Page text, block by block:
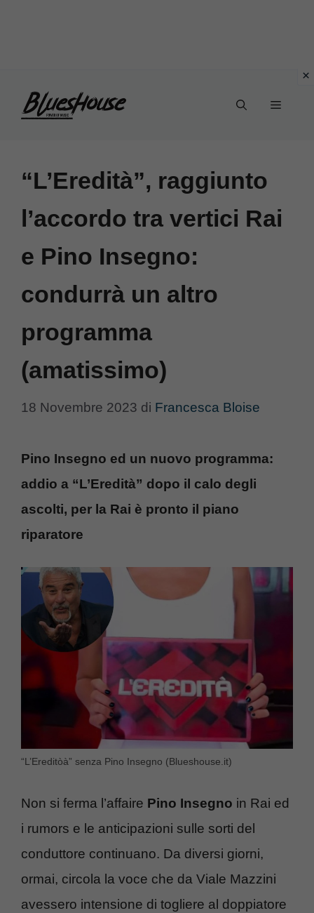
Menu
“L’Eredità”, raggiunto
l’accordo tra vertici Rai
e Pino Insegno:
condurrà un altro
programma
(amatissimo)
18 Novembre 2023 di Francesca Bloise
Pino Insegno ed un nuovo programma:
addio a “L’Eredità” dopo il calo degli
ascolti, per la Rai è pronto il piano
riparatore
“L’Ereditòà” senza Pino Insegno (Blueshouse.it)
Non si ferma l’affaire Pino Insegno in Rai ed
i rumors e le anticipazioni sulle sorti del
conduttore continuano. Da diversi giorni,
ormai, circola la voce che da Viale Mazzini
avessero intensione di togliere al doppiatore